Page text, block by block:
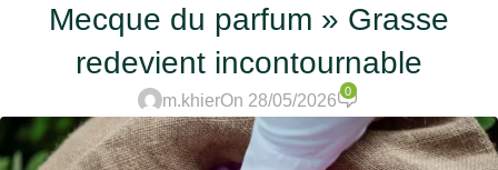
Mecque du parfum » Grasse
redevient incontournable
m.khierOn 28/05/2026
0